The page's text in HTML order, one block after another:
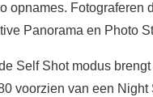
opnames. Fotograferen
Panorama en Photo
Self Shot modus
voorzien van een